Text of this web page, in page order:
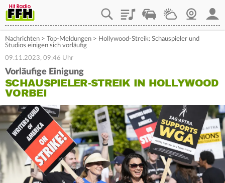
PlaylistStaupilotWetterWebcam
Nachrichten > Top-Meldungen > Hollywood-Streik: Schauspieler und
Studios einigen sich vorläufig
09.11.2023, 09:46 Uhr
Vorläufige Einigung
SCHAUSPIELER-STREIK IN HOLLYWOOD
VORBEI